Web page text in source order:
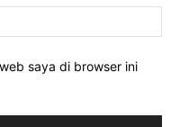
saya di browser ini